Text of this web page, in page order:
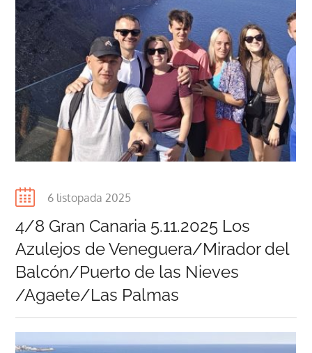
Posted
6 listopada 2025
4/8 Gran Canaria 5.11.2025 Los
Azulejos de Veneguera/Mirador del
Balcón/Puerto de las Nieves
/Agaete/Las Palmas